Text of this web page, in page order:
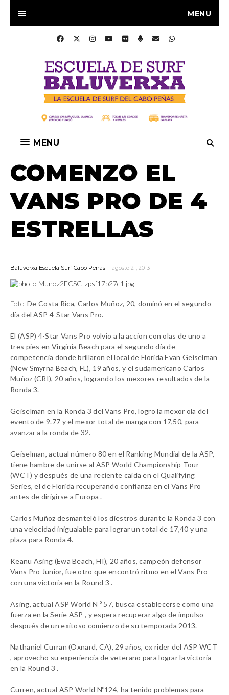
MENU
MENU
COMENZO EL
VANS PRO DE 4
ESTRELLAS
Baluverxa Escuela Surf Cabo Peñas agosto 21, 2013
Foto-De Costa Rica, Carlos Muñoz, 20, dominó en el segundo
día del ASP 4-Star Vans Pro.
El (ASP) 4-Star Vans Pro volvio a la accion con olas de uno a
tres pies en Virginia Beach para el segundo día de
competencia donde brillaron el local deFlorida Evan Geiselman
(New Smyrna Beach, FL), 19 años, y el sudamericano Carlos
Muñoz (CRI), 20 años, logrando los mexores resultados de la
Ronda 3.
Geiselman en la Ronda 3 del Vans Pro, logro la mexor ola del
evento de 9.77 y el mexor total de manga con 17,50, para
avanzar a la ronda de 32.
Geiselman, actual número 80 en el Ranking Mundial de la ASP,
tiene hambre de unirse al ASP World Championship Tour
(WCT) y después de una reciente caída en el Qualifying
Series, el de Florida recuperando confianza en el Vans Pro
antes de dirigirse a Europa.
Carlos Muñoz desmanteló los diestros durante la Ronda 3 con
una velocidad inigualable para lograr un total de 17,40 y una
plaza para Ronda 4.
Keanu Asing (Ewa Beach, HI), 20 años, campeón defensor
Vans Pro Junior, fue otro que encontró ritmo en el Vans Pro
con una victoria en la Round 3 .
Asing, actual ASP World N º 57, busca establecerse como una
fuerza en la Serie ASP , y espera recuperar algo de impulso
después de un exitoso comienzo de su temporada 2013.
Nathaniel Curran (Oxnard, CA), 29 años, ex rider del ASP WCT
, aprovecho su experiencia de veterano para lograr la victoria
en la Round 3 .
Curren, actual ASP World Nº124, ha tenido problemas para